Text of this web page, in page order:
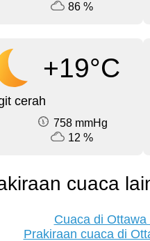
86 %
+19°C
cerah
758 mmHg
12 %
cuaca
Cuaca di
Prakiraan cuaca di